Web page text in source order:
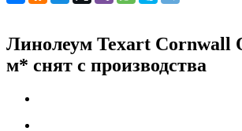
Линолеум Texart Cornwall
м* снят с производства